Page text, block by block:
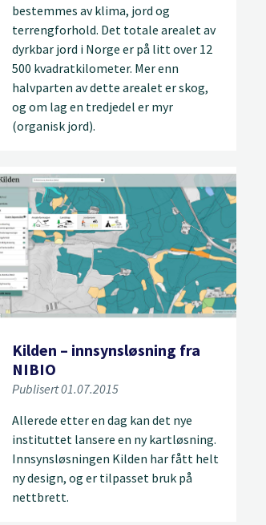
bestemmes av klima, jord og
terrengforhold. Det totale arealet av
dyrkbar jord i Norge er på litt over 12
500 kvadratkilometer. Mer enn
halvparten av dette arealet er skog,
og om lag en tredjedel er myr
(organisk jord).
Kilden – innsynsløsning fra
NIBIO
Publisert 01.07.2015
Allerede etter en dag kan det nye
instituttet lansere en ny kartløsning.
Innsynsløsningen Kilden har fått helt
ny design, og er tilpasset bruk på
nettbrett.